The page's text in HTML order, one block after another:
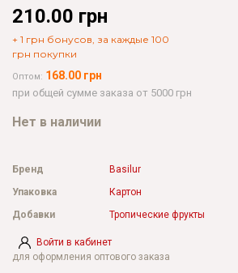
210.00 грн
+ 1 грн бонусов, за каждые 100
грн покупки
Оптом: 168.00 грн
при общей сумме заказа от 5000 грн
Нет в наличии
Войти в кабинет
для оформления оптового заказа
Бренд
Basilur
Упаковка
Картон
Добавки
Тропические фрукты